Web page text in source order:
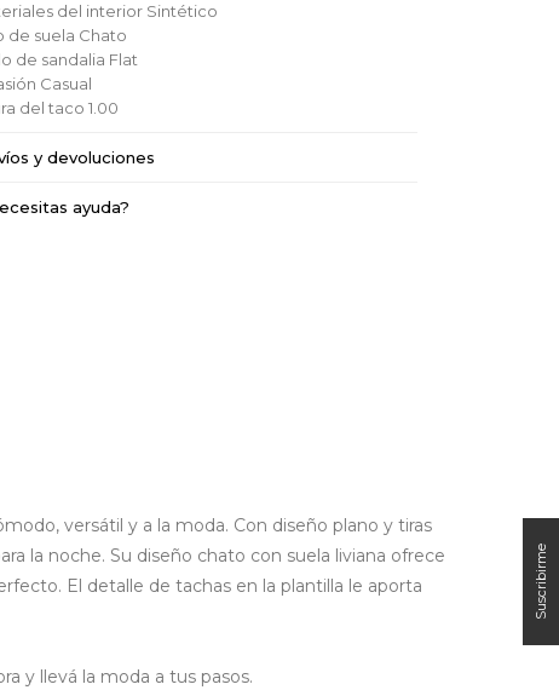
del interior Sintético
de suela Chato
de sandalia Flat
Casual
del taco 1.00
y devoluciones
ayuda?
versátil y a la moda. Con diseño plano y tiras
la noche. Su diseño chato con suela liviana ofrece
El detalle de tachas en la plantilla le aporta
y llevá la moda a tus pasos.